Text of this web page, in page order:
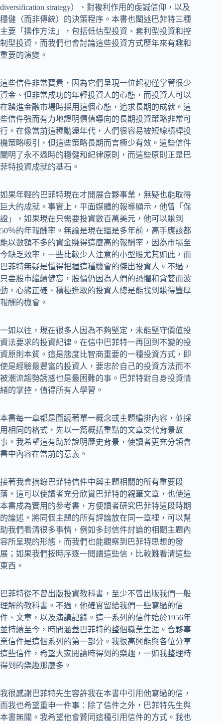
diversification strategy）、對複利作用的虔誠信仰，以及
穩健（而非傳統）的決策程序。本書也闡述巴菲特三種
主要「操作方法」，包括低估型投資、套利型投資和控
制型投資，而我們也會討論這些投資方式歷年來有趣和
重要的演變。
這些信件非常寶貴，因為它們呈現一位起初僅掌管很少
資金、但非常成功的年輕投資人的心態，而投資人可以
在踏進金融市場時採用這個心態，追求長期的成就。這
些信件強而有力地證明價值導向的長期投資策略非常可
行。在像當前這種動盪年代，人們很容易被短線槓桿投
機策略吸引，但這些策略長期而言極少有效。這些信件
闡明了永不過時的穩健和紀律原則，而這些原則正是巴
菲特投資成就的基石。
如果年輕的巴菲特現在才開展合夥事業，無疑也能取得
巨大的成就。事實上，平面媒體的報導顯示，他曾「保
證」，如果現在只需要投資數百萬美元，他可以賺到
50％的年報酬率。無論是現在還是多年前，高手應該都
能以數額不多的資金賺得這麼高的報酬率，因為市場至
今缺乏效率，一些比較少人注意的小型股尤其如此，而
巴菲特無疑是懂得把握這種機會的傑出投資人。不過，
只要股市繼續健忘，股價仍因為人們的恐懼和貪婪而波
動，心態正確、積極進取的投資人總是能找到賺得豐厚
報酬的機會。
一如以往，現在很多人因為不夠堅定，未能堅守價值投
資法要求的投資紀律。在信中巴菲特一再回到不變的投
資原則本質。這是態度比智商重要的一種投資方式，即
使是經驗最豐富的投資人，要忠於自己的投資方法而不
被潮流趨勢誘惑也是最困難的事。巴菲特對自身投資情
緒的掌控，值得所有人學習。
本書每一章都是圍繞著單一概念或主題編排內容，並採
用相同的格式，先以一篇概括重點的文章交代背景故
事。我希望這有助於說明歷史背景，使讀者更充分領會
書中內容在當前的意義。
接著我會摘錄巴菲特信件中與主題相關的所有重要段
落。這可以使讀者充分欣賞巴菲特的親筆文章，也使這
本書成為實用的參考書，方便讀者研究巴菲特這段時期
的論述。將同個主題的所有評論放在同一章裡，可以幫
助我們看清很多事情，例如多封信件討論的相關主題內
容所呈現的形態，而我們也能觀察到巴菲特思想的發
展；如果我們按時序逐一閱讀這些信，比較難看清這些
東西。
巴菲特從不曾出版投資教科書，至少不曾出版我們一般
理解的教科書。不過，他確實留給我們一些寫過的信
件、文章，以及演講記錄。這一系列的信件始於1956年
並持續至今，時間涵蓋巴菲特的整個職業生涯。合夥事
業信件是這個系列的第一部分。我很高興能與各位分享
這些信件，希望大家閱讀時得到的樂趣，一如我整理時
得到的樂趣那麼多。
我很感謝巴菲特先生容許我在本書中引用他寫過的信，
而我也希望重申一件事：除了信件之外，巴菲特先生與
本書無關。我希望他會贊同這種引用信件的方式。我也